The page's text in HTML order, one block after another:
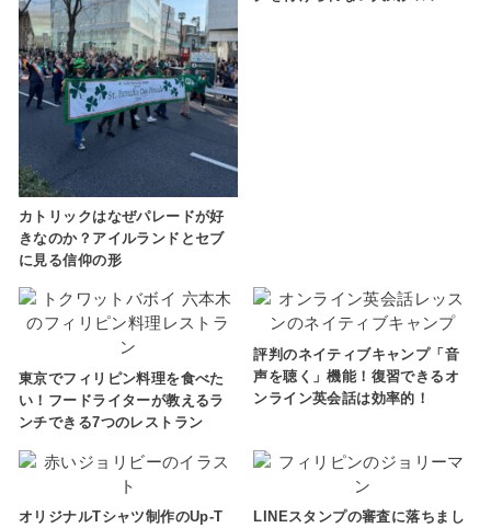
カトリックはなぜパレードが好
きなのか？アイルランドとセブ
に見る信仰の形
東京でフィリピン料理を食べた
い！フードライターが教えるラ
ンチできる7つのレストラン
評判のネイティブキャンプ「音
声を聴く」機能！復習できるオ
ンライン英会話は効率的！
オリジナルTシャツ制作のUp-T
LINEスタンプの審査に落ちまし